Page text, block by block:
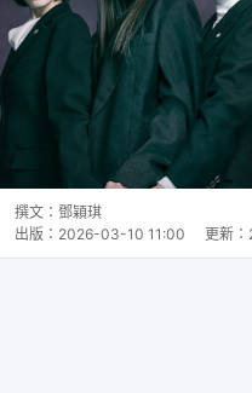
撰文： 鄧穎琪
出版： 2026-03-10 11:00 更新：